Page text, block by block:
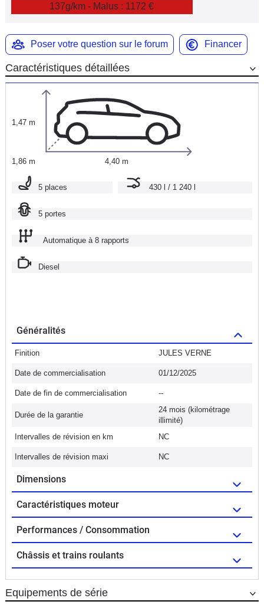
137g/km - Malus : 1172 €
Poser votre question sur le forum Financer
Caractéristiques détaillées
1,47 m
1,86 m 4,40 m
5 places 430 l / 1 240 l
5 portes
Automatique à 8 rapports
Diesel
Généralités
Finition JULES VERNE
Date de commercialisation 01/12/2025
Date de fin de commercialisation --
Durée de la garantie
24 mois (kilométrage
illimité)
Intervalles de révision en km
NC
Intervalles de révision maxi NC
Dimensions
Caractéristiques moteur
Performances / Consommation
Châssis et trains roulants
Equipements de série